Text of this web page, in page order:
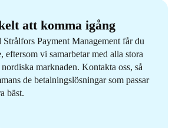
att komma igång
Payment Management får du
eftersom vi samarbetar med alla stora
marknaden. Kontakta oss, så
de betalningslösningar som passar
bäst.